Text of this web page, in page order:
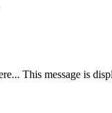
This message is